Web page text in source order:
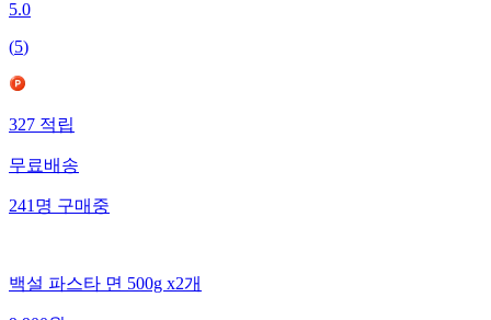
5.0
(5)
327적립
무료배송
241명구매중
백설 파스타 면 500g x2개